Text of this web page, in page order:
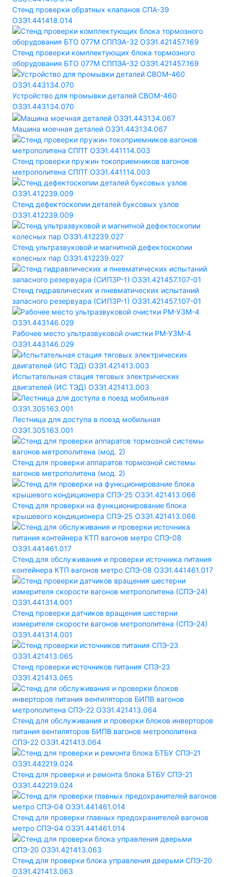
Стенд проверки обратных клапанов СПА-39
ОЗЭ1.441418.014
Стенд проверки комплектующих блока тормозного
оборудования БТО 077М СППЭА-32 ОЗЭ1.421457.169
Устройство для промывки деталей СВОМ-460
ОЗЭ1.443134.070
Машина моечная деталей ОЗЭ1.443134.067
Стенд проверки пружин токоприемников вагонов
метрополитена СППТ ОЗЭ1.441114.003
Стенд дефектоскопии деталей буксовых узлов
ОЗЭ1.412239.009
Стенд ультразвуковой и магнитной дефектоскопии
колесных пар ОЗЭ1.412239.027
Стенд гидравлических и пневматических испытаний
запасного резервуара (СИПЗР-1) ОЗЭ1.421457.107-01
Рабочее место ультразвуковой очистки РМ-УЗМ-4
ОЗЭ1.443146.029
Испытательная стация тяговых электрических
двигателей (ИС ТЭД) ОЗЭ1.421413.003
Лестница для доступа в поезд мобильная
ОЗЭ1.305163.001
Стенд для проверки аппаратов тормозной системы
вагонов метрополитена (мод. 2)
Стенд для проверки на функционирование блока
крышевого кондиционера СПЭ-25 ОЗЭ1.421413.066
Стенд для обслуживания и проверки источника питания
контейнера КТП вагонов метро СПЭ-08 ОЗЭ1.441461.017
Стенд проверки датчиков вращения шестерни
измерителя скорости вагонов метрополитена (СПЭ-24)
ОЗЭ1.441314.001
Стенд проверки источников питания СПЭ-23
ОЗЭ1.421413.065
Стенд для обслуживания и проверки блоков инверторов
питания вентиляторов БИПВ вагонов метрополитена
СПЭ-22 ОЗЭ1.421413.064
Стенд для проверки и ремонта блока БТБУ СПЭ-21
ОЗЭ1.442219.024
Стенд для проверки главных предохранителей вагонов
метро СПЭ-04 ОЗЭ1.441461.014
Стенд для проверки блока управления дверьми СПЭ-20
ОЗЭ1.421413.063